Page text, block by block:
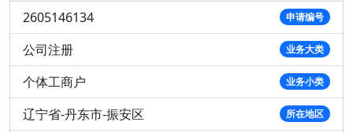
2605146134 申请编号
公司注册 业务大类
个体工商户 业务小类
辽宁省-丹东市-振安区 所在地区